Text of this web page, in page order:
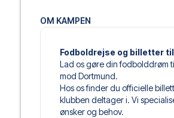
OM KAMPEN
Fodboldrejse og billetter
Lad os gøre din fodbolddrøm
mod Dortmund.
Hos os finder du officielle
klubben deltager i. Vi
ønsker og behov.